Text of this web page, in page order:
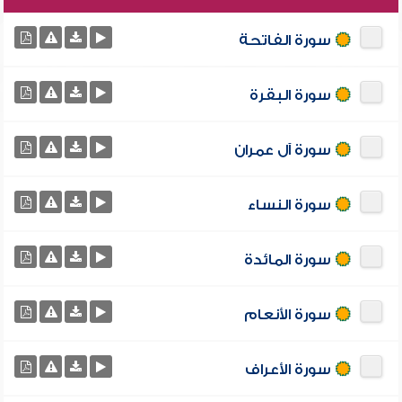
سورة الفاتحة
سورة البقرة
سورة آل عمران
سورة النساء
سورة المائدة
سورة الأنعام
سورة الأعراف